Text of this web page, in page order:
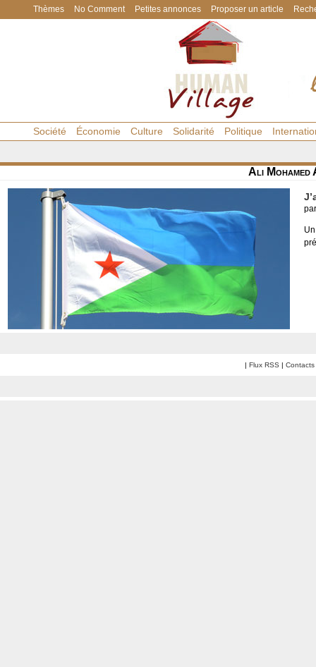
Thèmes No Comment Petites annonces Proposer un article
Société Économie Culture Solidarité Politique
Ali Mohamed
| Flux RSS | Contacts